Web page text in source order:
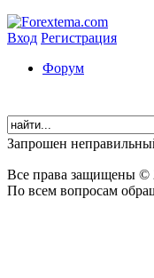
Вход Регистрация
Форум
Запрошен
Все права защищены ©
По всем вопросам